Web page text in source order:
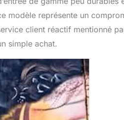
modèle représente un
client réactif mentionné
simple achat.